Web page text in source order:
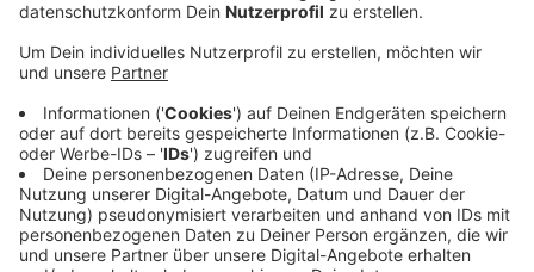
Es geht dabei um die Sprach-Kitas. Das
Bundesprogramm unterstützt insbesondere Kindern
aus bildungsbenachteiligten Familien und Familien mit
Migrationshintergrund. In Mönchengladbach beteiligen
sich schon 22 Kita an dem Programm, ab Morgen
kommen weitere acht dazu. Sprache habe einen